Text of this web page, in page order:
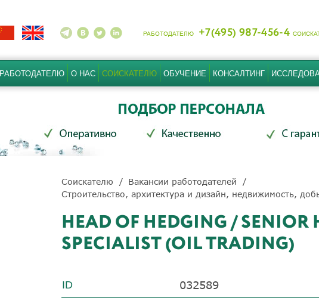
РАБОТОДАТЕЛЮ +7(495) 987-456-4
РАБОТОДАТЕЛЮ О НАС СОИСКАТЕЛЮ ОБУЧЕНИЕ КОНСАЛТИНГ
Соискателю
Вакансии работодателей
Строительство, архитектура и дизайн, недвижимость,
HEAD OF HEDGING / SENIOR
SPECIALIST (OIL TRADING)
ID 032589